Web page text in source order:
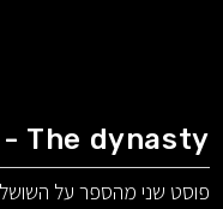
The dynasty - טומי
פוסט שני מהספר על